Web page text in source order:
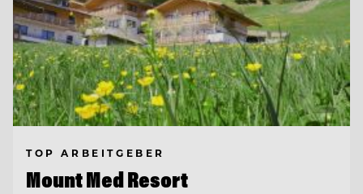
TOP ARBEITGEBER
Mount Med Resort